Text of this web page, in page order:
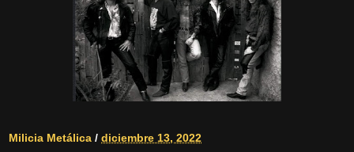
Milicia Metálica / diciembre 13, 2022